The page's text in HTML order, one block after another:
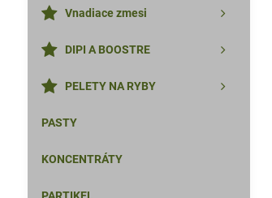
Vnadiace zmesi
DIPI A BOOSTRE
PELETY NA RYBY
PASTY
KONCENTRÁTY